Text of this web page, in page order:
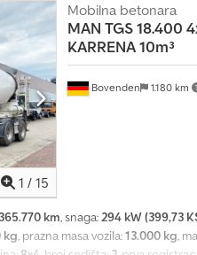
računar, Lokacija vozila:
grejani retrovizori, električni
(antiblok sistem kočenja), stalni
opruge, niska buka G1, druga
otvor, ekološka plaketa žuta.
menjač ZF 16 S 182 OD, M-kabina
izmene, međuprodaja i
1 / 15
Bovenden 1.180 km
Mobilna betonara
MAN TGS 18.400
KARRENA 10m³
365.770 km, snaga: 294 kW (399,73
kg , prazna masa vozila:13.000 kg ,